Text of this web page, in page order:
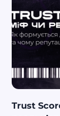
Trust